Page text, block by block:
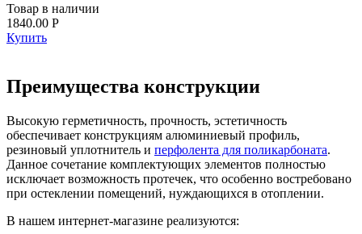
Товар в наличии
1840.00 P
Купить
Преимущества конструкции
Высокую герметичность, прочность, эстетичность
обеспечивает конструкциям алюминиевый профиль,
резиновый уплотнитель и перфолента для поликарбоната.
Данное сочетание комплектующих элементов полностью
исключает возможность протечек, что особенно востребовано
при остеклении помещений, нуждающихся в отоплении.
В нашем интернет-магазине реализуются: